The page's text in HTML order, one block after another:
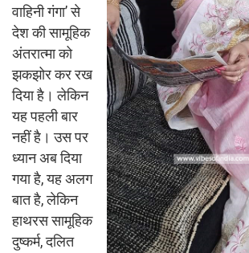
वाहिनी गंगा’ से
देश की सामूहिक
अंतरात्मा को
झकझोर कर रख
दिया है। लेकिन
यह पहली बार
नहीं है। उस पर
ध्यान अब दिया
गया है, यह अलग
बात है, लेकिन
हाथरस सामूहिक
दुष्कर्म, दलित